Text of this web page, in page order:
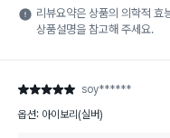
리뷰요약은 상품의 의학적 효
상품설명을 참고해 주세요.
별점 5점 soy******
옵션: 아이보리(실버)